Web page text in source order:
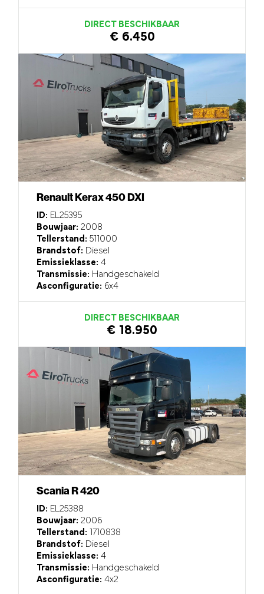
DIRECT BESCHIKBAAR
€ 6.450
Renault Kerax 450 DXI
ID: EL25395
Bouwjaar: 2008
Tellerstand: 511000
Brandstof: Diesel
Emissieklasse: 4
Transmissie: Handgeschakeld
Asconfiguratie: 6x4
DIRECT BESCHIKBAAR
€ 18.950
Scania R 420
ID: EL25388
Bouwjaar: 2006
Tellerstand: 1710838
Brandstof: Diesel
Emissieklasse: 4
Transmissie: Handgeschakeld
Asconfiguratie: 4x2